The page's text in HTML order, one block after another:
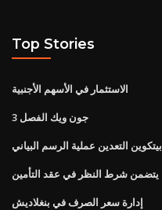
Top Stories
الاستثمار في الأسهم الأجنبية
جون ويك الفصل 3
بيتكوين التعدين عملية الرسم البياني
يتضمن شرط النظر في عقد التأمين
إدارة سعر الصرف في بنغلاديش